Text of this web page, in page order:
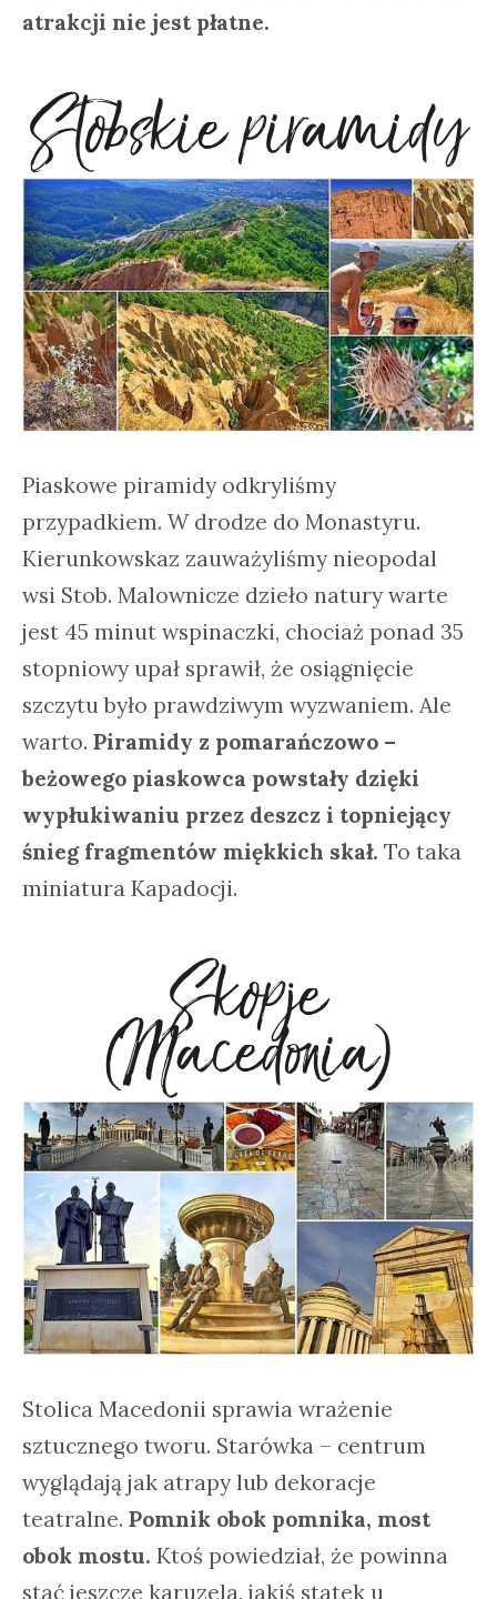
atrakcji nie jest płatne.
Stobskie piramidy
Piaskowe piramidy odkryliśmy
przypadkiem. W drodze do Monastyru.
Kierunkowskaz zauważyliśmy nieopodal
wsi Stob. Malownicze dzieło natury warte
jest 45 minut wspinaczki, chociaż ponad 35
stopniowy upał sprawił, że osiągnięcie
szczytu było prawdziwym wyzwaniem. Ale
warto. Piramidy z pomarańczowo –
beżowego piaskowca powstały dzięki
wypłukiwaniu przez deszcz i topniejący
śnieg fragmentów miękkich skał. To taka
miniatura Kapadocji.
Skopje
(Macedonia)
Stolica Macedonii sprawia wrażenie
sztucznego tworu. Starówka – centrum
wyglądają jak atrapy lub dekoracje
teatralne. Pomnik obok pomnika, most
obok mostu. Ktoś powiedział, że powinna
stać jeszcze karuzela, jakiś statek u